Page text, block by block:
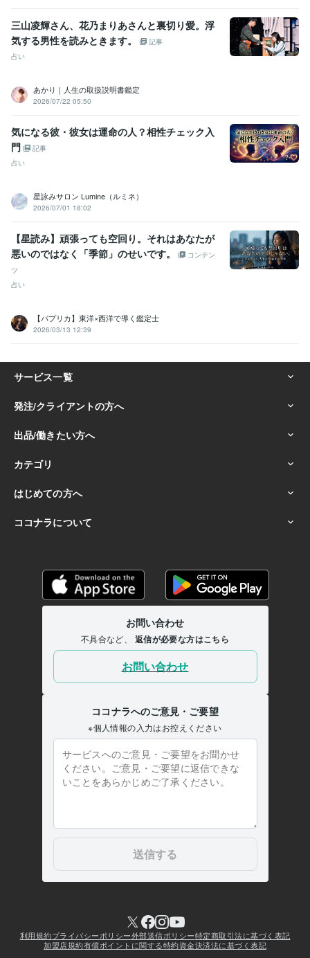
三山凌輝さん、花乃まりあさんと裏切り愛。浮
気する男性を読みときます。
記事
占い
あかり｜人生の取扱説明書鑑定
2026/07/22 05:50
気になる彼・彼女は運命の人？相性チェック入
門
記事
占い
星詠みサロン Lumine（ルミネ）
2026/07/01 18:02
【星読み】頑張っても空回り。それはあなたが
悪いのではなく「季節」のせいです。
コンテン
ツ
占い
【パプリカ】東洋×西洋で導く鑑定士
2026/03/13 12:39